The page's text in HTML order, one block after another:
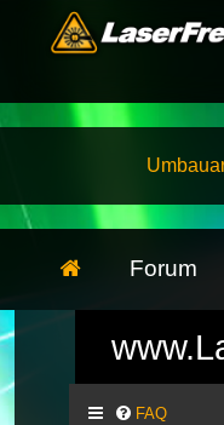
Forum
FAQ